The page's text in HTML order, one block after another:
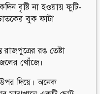
বৃষ্টি না হওয়ায় ফুটি-
বুক ফাটা
রাজপুত্রের রঙ তেষ্টা
খোঁজে।
দিয়ে। অনেক